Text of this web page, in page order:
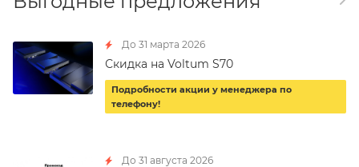
До 31 марта 2026
Скидка на Voltum S70
Подробности акции у менеджера по
телефону!
До 31 августа 2026